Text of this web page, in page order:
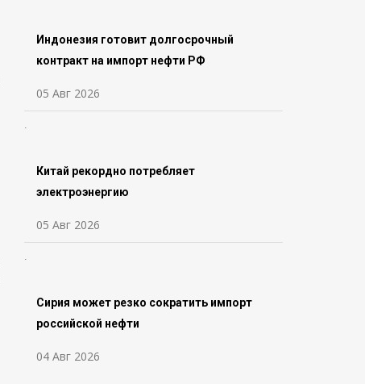
Индонезия готовит долгосрочный
контракт на импорт нефти РФ
05 Авг 2026
Китай рекордно потребляет
электроэнергию
05 Авг 2026
Сирия может резко сократить импорт
российской нефти
04 Авг 2026